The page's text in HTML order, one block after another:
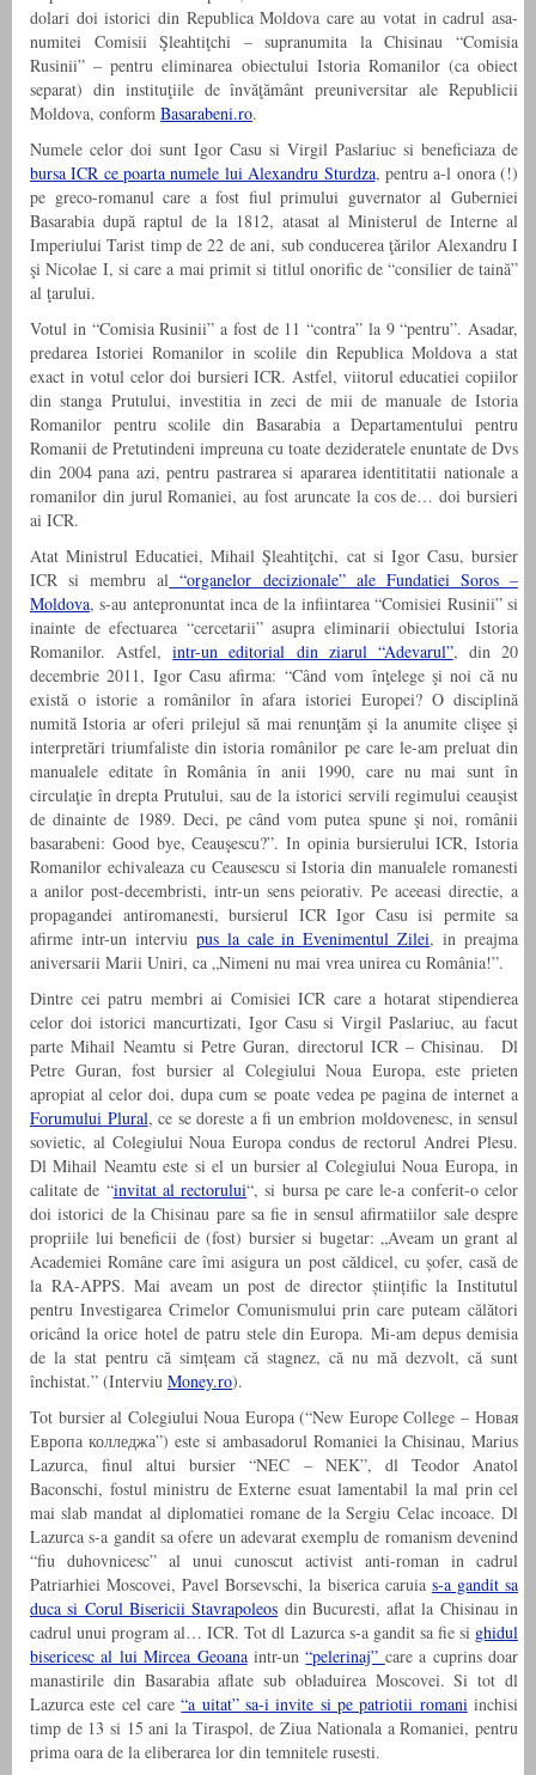
dolari doi istorici din Republica Moldova care au votat in cadrul asa-
numitei Comisii Şleahtiţchi – supranumita la Chisinau “Comisia
Rusinii” – pentru eliminarea obiectului Istoria Romanilor (ca obiect
separat) din instituţiile de învăţământ preuniversitar ale Republicii
Moldova, conform Basarabeni.ro.
Numele celor doi sunt Igor Casu si Virgil Paslariuc si beneficiaza de
bursa ICR ce poarta numele lui Alexandru Sturdza, pentru a-l onora (!)
pe greco-romanul care a fost fiul primului guvernator al Guberniei
Basarabia după raptul de la 1812, atasat al Ministerul de Interne al
Imperiului Tarist timp de 22 de ani, sub conducerea ţărilor Alexandru I
şi Nicolae I, si care a mai primit si titlul onorific de “consilier de taină”
al ţarului.
Votul in “Comisia Rusinii” a fost de 11 “contra” la 9 “pentru”. Asadar,
predarea Istoriei Romanilor in scolile din Republica Moldova a stat
exact in votul celor doi bursieri ICR. Astfel, viitorul educatiei copiilor
din stanga Prutului, investitia in zeci de mii de manuale de Istoria
Romanilor pentru scolile din Basarabia a Departamentului pentru
Romanii de Pretutindeni impreuna cu toate dezideratele enuntate de Dvs
din 2004 pana azi, pentru pastrarea si apararea identititatii nationale a
romanilor din jurul Romaniei, au fost aruncate la cos de… doi bursieri
ai ICR.
Atat Ministrul Educatiei, Mihail Şleahtiţchi, cat si Igor Casu, bursier
ICR si membru al “organelor decizionale” ale Fundatiei Soros –
Moldova, s-au antepronuntat inca de la infiintarea “Comisiei Rusinii” si
inainte de efectuarea “cercetarii” asupra eliminarii obiectului Istoria
Romanilor. Astfel,intr-un editorial din ziarul “Adevarul”, din 20
decembrie 2011, Igor Casu afirma: “Când vom înţelege şi noi că nu
există o istorie a românilor în afara istoriei Europei? O disciplină
numită Istoria ar oferi prilejul să mai renunţăm şi la anumite clişee şi
interpretări triumfaliste din istoria românilor pe care le-am preluat din
manualele editate în România în anii 1990, care nu mai sunt în
circulaţie în drepta Prutului, sau de la istorici servili regimului ceauşist
de dinainte de 1989. Deci, pe când vom putea spune şi noi, românii
basarabeni: Good bye, Ceauşescu?”. In opinia bursierului ICR, Istoria
Romanilor echivaleaza cu Ceausescu si Istoria din manualele romanesti
a anilor post-decembristi, intr-un sens peiorativ. Pe aceeasi directie, a
propagandei antiromanesti, bursierul ICR Igor Casu isi permite sa
afirme intr-un interviu pus la cale in Evenimentul Zilei, in preajma
aniversarii Marii Uniri, ca „Nimeni nu mai vrea unirea cu România!”.
Dintre cei patru membri ai Comisiei ICR care a hotarat stipendierea
celor doi istorici mancurtizati, Igor Casu si Virgil Paslariuc, au facut
parte Mihail Neamtu si Petre Guran, directorul ICR – Chisinau. Dl
Petre Guran, fost bursier al Colegiului Noua Europa, este prieten
apropiat al celor doi, dupa cum se poate vedea pe pagina de internet a
Forumului Plural, ce se doreste a fi un embrion moldovenesc, in sensul
sovietic, al Colegiului Noua Europa condus de rectorul Andrei Plesu.
Dl Mihail Neamtu este si el un bursier al Colegiului Noua Europa, in
calitate de “invitat al rectorului“, si bursa pe care le-a conferit-o celor
doi istorici de la Chisinau pare sa fie in sensul afirmatiilor sale despre
propriile lui beneficii de (fost) bursier si bugetar: „Aveam un grant al
Academiei Române care îmi asigura un post căldicel, cu șofer, casă de
la RA‑APPS. Mai aveam un post de director științific la Institutul
pentru Investigarea Crimelor Comunismului prin care puteam călători
oricând la orice hotel de patru stele din Europa. Mi‑am depus demisia
de la stat pentru că simțeam că stagnez, că nu mă dezvolt, că sunt
închistat.” (Interviu Money.ro).
Tot bursier al Colegiului Noua Europa (“New Europe College – Новая
Европа колледжа”) este si ambasadorul Romaniei la Chisinau, Marius
Lazurca, finul altui bursier “NEC – NEK”, dl Teodor Anatol
Baconschi, fostul ministru de Externe esuat lamentabil la mal prin cel
mai slab mandat al diplomatiei romane de la Sergiu Celac incoace. Dl
Lazurca s-a gandit sa ofere un adevarat exemplu de romanism devenind
“fiu duhovnicesc” al unui cunoscut activist anti-roman in cadrul
Patriarhiei Moscovei, Pavel Borsevschi, la biserica caruia s-a gandit sa
duca si Corul Bisericii Stavrapoleos din Bucuresti, aflat la Chisinau in
cadrul unui program al… ICR. Tot dl Lazurca s-a gandit sa fie si ghidul
bisericesc al lui Mircea Geoanaintr-un“pelerinaj” care a cuprins doar
manastirile din Basarabia aflate sub obladuirea Moscovei. Si tot dl
Lazurca este cel care“a uitat” sa-i invite si pe patriotii romaniinchisi
timp de 13 si 15 ani la Tiraspol, de Ziua Nationala a Romaniei, pentru
prima oara de la eliberarea lor din temnitele rusesti.